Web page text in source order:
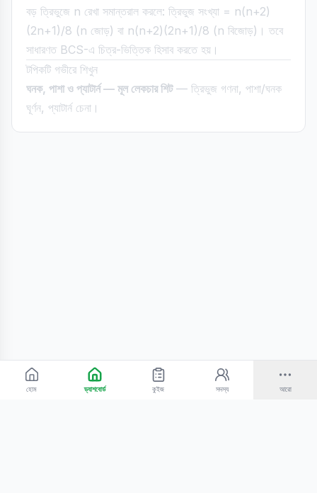
বড় ত্রিভুজে n রেখা সমান্তরাল করলে: ত্রিভুজ সংখ্যা = n(n+2)
(2n+1)/8 (n জোড়) বা n(n+2)(2n+1)/8 (n বিজোড়)। তবে
সাধারণত BCS-এ চিত্র-ভিত্তিক হিসাব করতে হয়।
টপিকটি গভীরে শিখুন
ঘনক, পাশা ও প্যাটার্ন — মূল লেকচার শিট— ত্রিভুজ গণনা, পাশা/ঘনক
ঘূর্ণন, প্যাটার্ন চেনা।
হোম ড্যাশবোর্ড কুইজ সদস্য আরো